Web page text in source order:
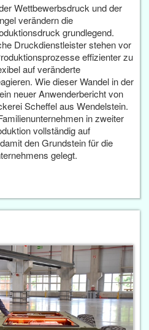
Wettbewerbsdruck und der
verändern die
grundlegend.
Druckdienstleister stehen vor
effizienter zu
auf veränderte
Wie dieser Wandel in der
neuer Anwenderbericht von
Scheffel aus Wendelstein.
in zweiter
vollständig auf
den Grundstein für die
gelegt.